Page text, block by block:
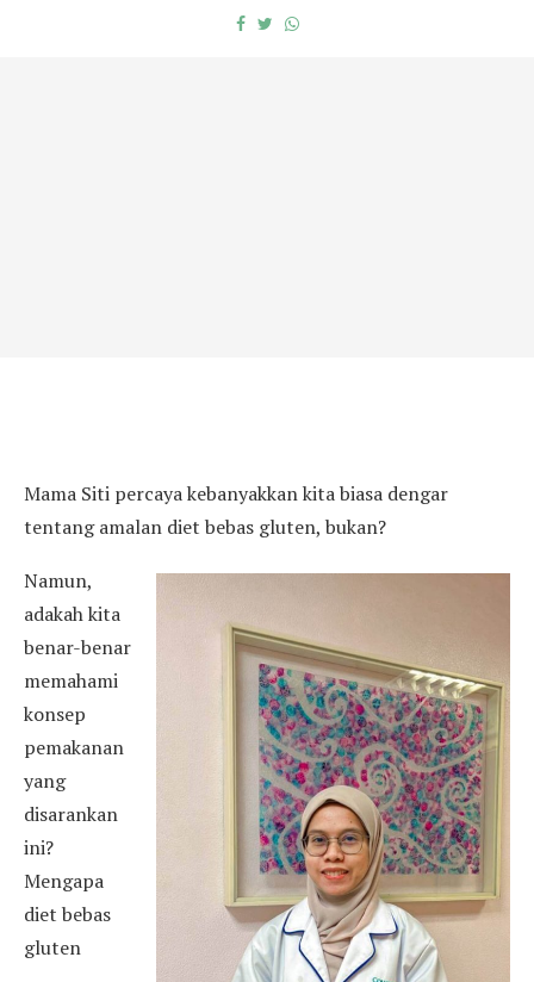
Mama Siti percaya kebanyakkan kita biasa dengar
tentang amalan diet bebas gluten, bukan?
Namun,
adakah kita
benar-benar
memahami
konsep
pemakanan
yang
disarankan
ini?
Mengapa
diet bebas
gluten